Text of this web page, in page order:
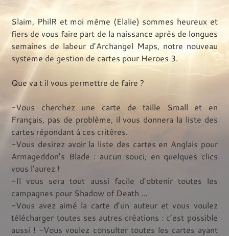
Slaim, PhilR et moi même (Elalie) sommes heureux et
fiers de vous faire part de la naissance après de longues
semaines de labeur d’Archangel Maps, notre nouveau
systeme de gestion de cartes pour Heroes 3.
Que va t il vous permettre de faire ?
-Vous cherchez une carte de taille Small et en
Français, pas de problème, il vous donnera la liste des
cartes répondant à ces critères.
-Vous desirez avoir la liste des cartes en Anglais pour
Armageddon’s Blade : aucun souci, en quelques clics
vous l’aurez !
-Il vous sera tout aussi facile d’obtenir toutes les
campagnes pour Shadow of Death …
-Vous avez aimé la carte d’un auteur et vous voulez
télécharger toutes ses autres créations : c’est possible
aussi ! -Vous voulez consulter toutes les cartes ayant